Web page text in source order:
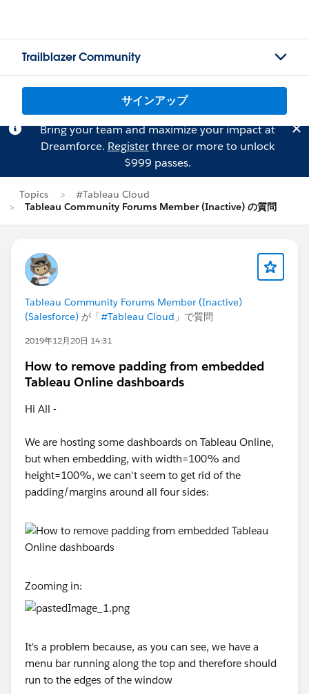
Trailblazer Community
サインアップ
Bring your team and maximize your impact at
Dreamforce. Registerthree or more to unlock
$999 passes.
Topics
#Tableau Cloud
Tableau Community Forums Member (Inactive) の質問
Tableau Community Forums Member (Inactive)
(Salesforce) が「#Tableau Cloud 」で質問
2019年12月20日 14:31
How to remove padding from embedded
Tableau Online dashboards
Hi All -
We are hosting some dashboards on Tableau Online,
but when embedding, with width=100% and
height=100%, we can't seem to get rid of the
padding/margins around all four sides:
Zooming in:
It's a problem because, as you can see, we have a
menu bar running along the top and therefore should
run to the edges of the window